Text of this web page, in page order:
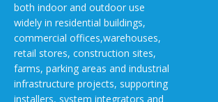
both indoor and outdoor use
widely in residential buildings,
commercial offices,warehouses,
retail stores, construction sites,
farms, parking areas and industrial
infrastructure projects, supporting
installers, system integrators and